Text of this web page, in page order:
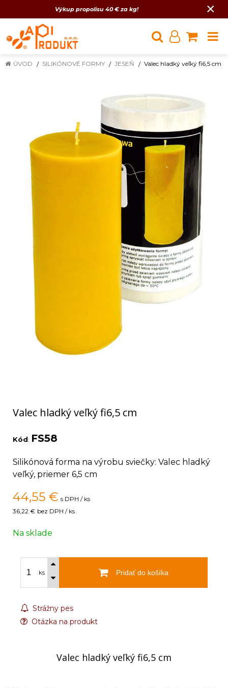
Výkup propolisu 40 € za kg! ×
ÚVOD SILIKÓNOVÉ FORMY JESEŇ Valec hladký veľký fi6,5 cm
Valec hladký veľký fi6,5 cm
Kód: FS58
Silikónová forma na výrobu sviečky: Valec hladký
veľký, priemer 6,5 cm
44,55 € s DPH / ks
36,22 € bez DPH / ks
Na sklade
ks Pridať do košíka
Strážny pes
Otázka na produkt
Valec hladký veľký fi6,5 cm